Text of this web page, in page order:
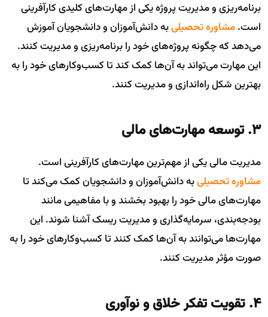
برنامه‌ریزی و مدیریت پروژه یکی از مهارت‌های کلیدی کارآفرینی
است.مشاوره تحصیلیبه دانش‌آموزان و دانشجویان آموزش
می‌دهد که چگونه پروژه‌های خود را برنامه‌ریزی و مدیریت کنند.
این مهارت می‌تواند به آن‌ها کمک کند تا کسب‌وکارهای خود را به
بهترین شکل راه‌اندازی و مدیریت کنند.
۳. توسعه مهارت‌های مالی
مدیریت مالی یکی از مهم‌ترین مهارت‌های کارآفرینی است.
مشاوره تحصیلیبه دانش‌آموزان و دانشجویان کمک می‌کند تا
مهارت‌های مالی خود را بهبود بخشند و با مفاهیمی مانند
بودجه‌بندی، سرمایه‌گذاری و مدیریت ریسک آشنا شوند. این
مهارت‌ها می‌توانند به آن‌ها کمک کنند تا کسب‌وکارهای خود را به
صورت مؤثر مدیریت کنند.
۴. تقویت تفکر خلاق و نوآوری